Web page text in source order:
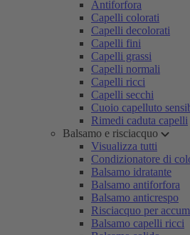
Antiforfora
Capelli colorati
Capelli decolorati
Capelli fini
Capelli grassi
Capelli normali
Capelli ricci
Capelli secchi
Cuoio capelluto
Rimedi caduta capelli
Balsamo e risciacquo
Visualizza tutti
Condizionatore di
Balsamo idratante
Balsamo antiforfora
Balsamo anticrespo
Risciacquo per
Balsamo capelli ricci